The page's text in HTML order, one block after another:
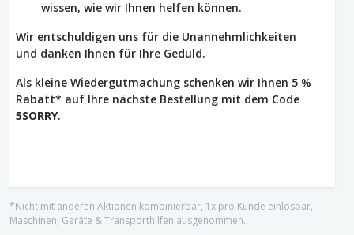
wissen, wie wir Ihnen helfen können.
Wir entschuldigen uns für die Unannehmlichkeiten
und danken Ihnen für Ihre Geduld.
Als kleine Wiedergutmachung schenken wir Ihnen 5 %
Rabatt* auf Ihre nächste Bestellung mit dem Code
5SORRY.
*Nicht mit anderen Aktionen kombinierbar, 1x pro Kunde einlösbar,
Maschinen, Geräte & Transporthilfen ausgenommen.